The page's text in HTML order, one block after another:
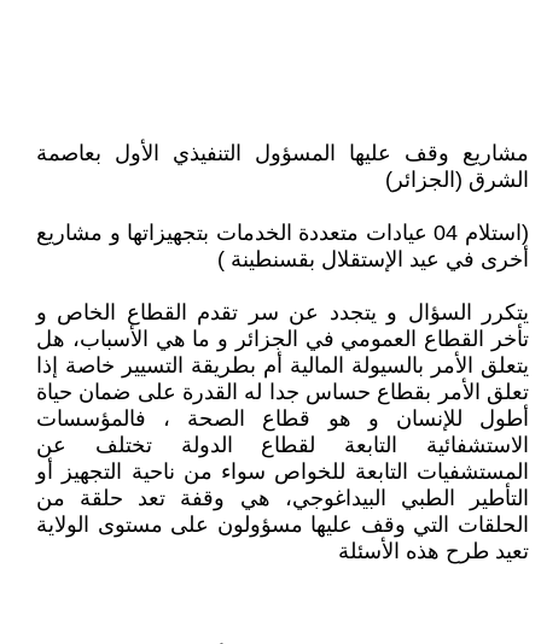
مشاريع وقف عليها المسؤول التنفيذي الأول بعاصمة
الشرق (الجزائر)
(استلام 04 عيادات متعددة الخدمات بتجهيزاتها و مشاريع
أخرى في عيد الإستقلال بقسنطينة )
يتكرر السؤال و يتجدد عن سر تقدم القطاع الخاص و
تأخر القطاع العمومي في الجزائر و ما هي الأسباب، هل
يتعلق الأمر بالسيولة المالية أم بطريقة التسيير خاصة إذا
تعلق الأمر بقطاع حساس جدا له القدرة على ضمان حياة
أطول للإنسان و هو قطاع الصحة ، فالمؤسسات
الاستشفائية التابعة لقطاع الدولة تختلف عن
المستشفيات التابعة للخواص سواء من ناحية التجهيز أو
التأطير الطبي البيداغوجي، هي وقفة تعد حلقة من
الحلقات التي وقف عليها مسؤولون على مستوى الولاية
تعيد طرح هذه الأسئلة